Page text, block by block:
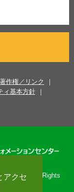
アクセ
著作権／リンク
ィ基本方針
Center. All Rights